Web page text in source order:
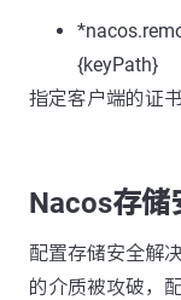
{keyPath}
指定客户端的证
Nacos存储
配置存储安全解
的介质被攻破，